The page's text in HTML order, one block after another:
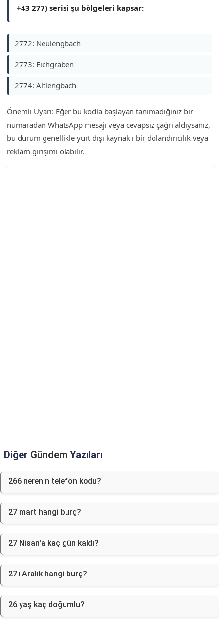
+43 277) serisi şu bölgeleri kapsar:
2772: Neulengbach
2773: Eichgraben
2774: Altlengbach
Önemli Uyarı: Eğer bu kodla başlayan tanımadığınız bir
numaradan WhatsApp mesajı veya cevapsız çağrı aldıysanız,
bu durum genellikle yurt dışı kaynaklı bir dolandırıcılık veya
reklam girişimi olabilir.
Diğer Gündem Yazıları
266 nerenin telefon kodu?
27 mart hangi burç?
27 Nisan'a kaç gün kaldı?
27+Aralık hangi burç?
26 yaş kaç doğumlu?